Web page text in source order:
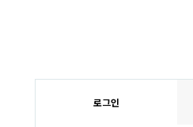
로그인